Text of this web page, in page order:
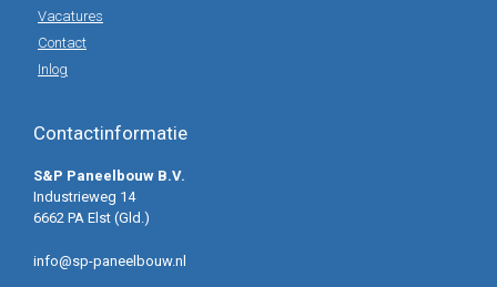
Vacatures
Contact
Inlog
Contactinformatie
S&P Paneelbouw B.V.
Industrieweg 14
6662 PA Elst (Gld.)
info@sp-paneelbouw.nl